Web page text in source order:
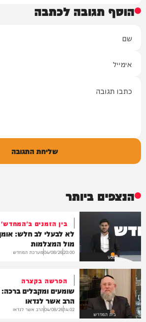
הוסף תגובה לכתבה
שליחת התגובה
הנצפים ביותר
VOD
בין הזמנים ב'המחדש'
לא לבעלי לב חלש:
מול המצלמות
20:00
04/08/26מערכת המחדש
בית המדרש
הפרשה בקצרה
שומעים ומקבלים
הרב אשר לנדאו
14:02
04/08/26הרב אשר לנדאו